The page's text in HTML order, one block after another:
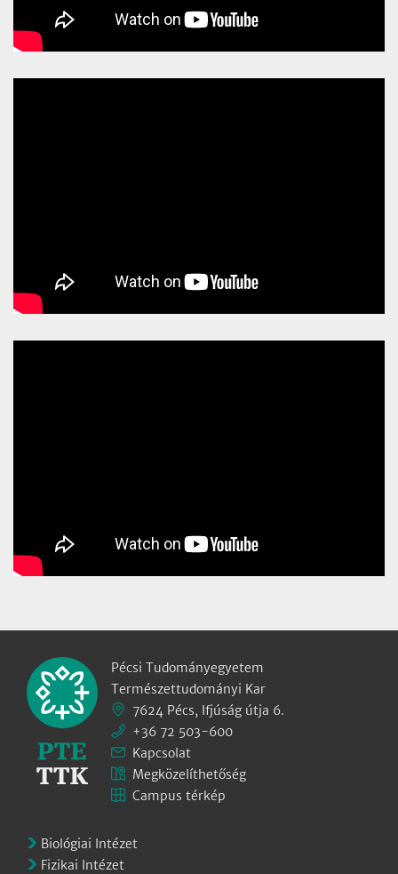
Pécsi Tudományegyetem
Természettudományi Kar
7624 Pécs, Ifjúság útja 6.
+36 72 503-600
Kapcsolat
Megközelíthetőség
Campus térkép
Biológiai Intézet
Fizikai Intézet